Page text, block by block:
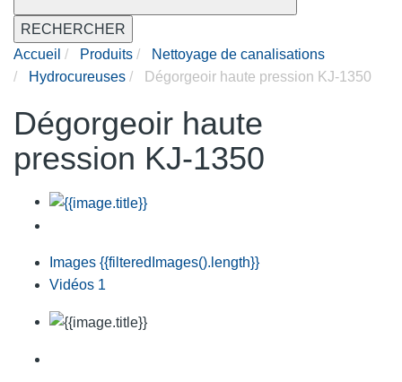
RECHERCHER
Accueil
Produits
Nettoyage de canalisations
Hydrocureuses
Dégorgeoir haute pression KJ-1350
Dégorgeoir haute
pression KJ-1350
Images {{filteredImages().length}}
Vidéos 1